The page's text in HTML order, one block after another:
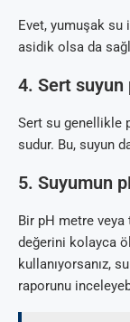
Evet, yumuşak
asidik olsa da
4. Sert suyun
Sert su genellikle
sudur. Bu, suyun
5. Suyumun
Bir pH metre veya
değerini kolayca
kullanıyorsanız,
raporunu